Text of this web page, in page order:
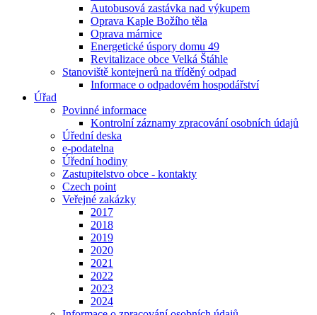
Autobusová zastávka nad výkupem
Oprava Kaple Božího těla
Oprava márnice
Energetické úspory domu 49
Revitalizace obce Velká Štáhle
Stanoviště kontejnerů na tříděný odpad
Informace o odpadovém hospodářství
Úřad
Povinné informace
Kontrolní záznamy zpracování osobních údajů
Úřední deska
e-podatelna
Úřední hodiny
Zastupitelstvo obce - kontakty
Czech point
Veřejné zakázky
2017
2018
2019
2020
2021
2022
2023
2024